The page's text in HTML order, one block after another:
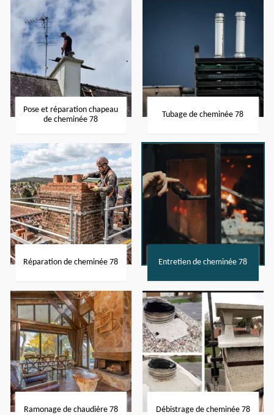
Pose et réparation chapeau
de cheminée 78
Tubage de cheminée 78
Réparation de cheminée 78 Entretien de cheminée 78
Ramonage de chaudière 78 Débistrage de cheminée 78